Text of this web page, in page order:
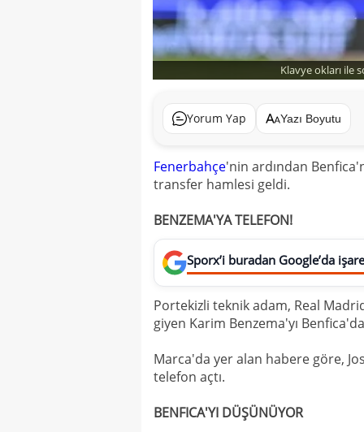
Klavye okları ile
Yorum Yap Yazı Boyutu
Fenerbahçe'nin ardından
transfer hamlesi geldi.
BENZEMA'YA TELEFON!
Sporx’i buradan Google’da
Portekizli teknik adam, Real
giyen Karim Benzema'yı
Marca'da yer alan habere göre,
telefon açtı.
BENFICA'YI DÜŞÜNÜYOR